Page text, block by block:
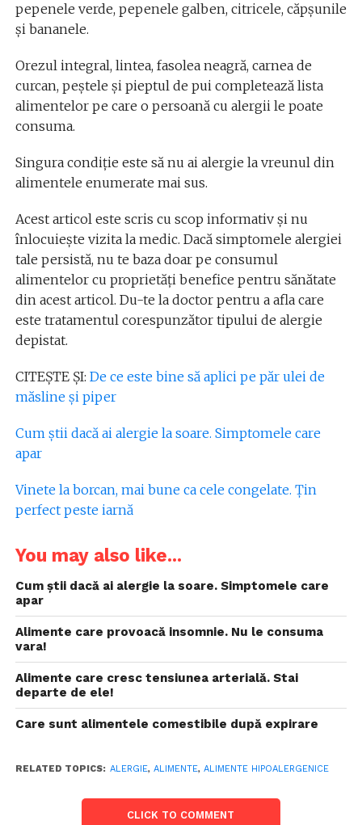
pepenele verde, pepenele galben, citricele, căpșunile
și bananele.
Orezul integral, lintea, fasolea neagră, carnea de
curcan, peștele și pieptul de pui completează lista
alimentelor pe care o persoană cu alergii le poate
consuma.
Singura condiție este să nu ai alergie la vreunul din
alimentele enumerate mai sus.
Acest articol este scris cu scop informativ și nu
înlocuiește vizita la medic. Dacă simptomele alergiei
tale persistă, nu te baza doar pe consumul
alimentelor cu proprietăți benefice pentru sănătate
din acest articol. Du-te la doctor pentru a afla care
este tratamentul corespunzător tipului de alergie
depistat.
CITEȘTE ȘI: De ce este bine să aplici pe păr ulei de
măsline și piper
Cum știi dacă ai alergie la soare. Simptomele care
apar
Vinete la borcan, mai bune ca cele congelate. Țin
perfect peste iarnă
You may also like...
Cum știi dacă ai alergie la soare. Simptomele care
apar
Alimente care provoacă insomnie. Nu le consuma
vara!
Alimente care cresc tensiunea arterială. Stai
departe de ele!
Care sunt alimentele comestibile după expirare
RELATED TOPICS: ALERGIE, ALIMENTE, ALIMENTE HIPOALERGENICE
CLICK TO COMMENT